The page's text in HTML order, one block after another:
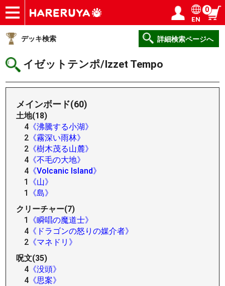
ショップ
買取
記事
デッキ検索
デッキ構築
選手一覧
店舗一覧
イベント
ヘルプ
お問い合わせ ログイン／会員登録
EN
0
デッキ検索 詳細検索ページへ
イゼットテンポ/Izzet Tempo
メインボード(60)
土地(18)
4 《沸騰する小湖》
2 《霧深い雨林》
2 《樹木茂る山麓》
4 《不毛の大地》
4 《Volcanic Island》
1
《山》
1
《島》
クリーチャー(7)
1
《瞬唱の魔道士》
4 《ドラゴンの怒りの媒介者》
2 《マネドリ》
呪文(35)
4 《没頭》
4 《思案》